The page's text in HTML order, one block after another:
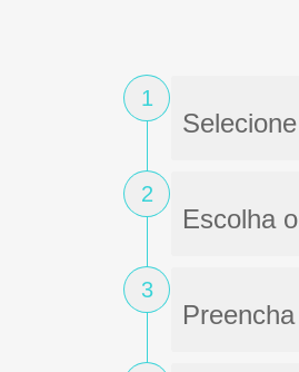
1
2
Escolha
3